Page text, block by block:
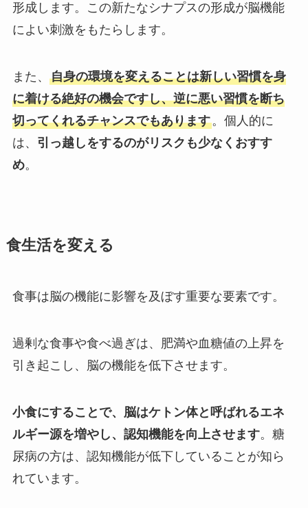
形成します。この新たなシナプスの形成が脳機能
によい刺激をもたらします。
また、 自身の環境を変えることは新しい習慣を身
に着ける絶好の機会ですし、逆に悪い習慣を断ち
切ってくれるチャンスでもあります。個人的に
は、 引っ越しをするのがリスクも少なくおすす
め。
食生活を変える
食事は脳の機能に影響を及ぼす重要な要素です。
過剰な食事や食べ過ぎは、肥満や血糖値の上昇を
引き起こし、脳の機能を低下させます。
小食にすることで、脳はケトン体と呼ばれるエネ
ルギー源を増やし、認知機能を向上させます。糖
尿病の方は、認知機能が低下していることが知ら
れています。